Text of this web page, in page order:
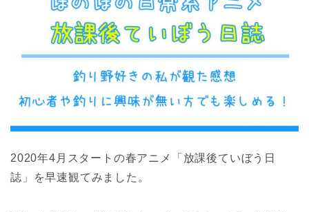
2020年4月スタートの春アニメ「放課後ていぼう日
誌」を早速観てみました。